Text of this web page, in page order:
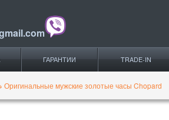
ГАРАНТИИ TRADE-IN
Оригинальные мужские золотые часы Chopard